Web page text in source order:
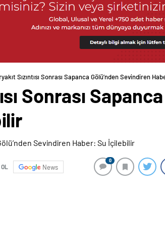
Sızıntısı Sonrası Sapanca Gölü’nden Sevindiren
Sonrası
OL News
0